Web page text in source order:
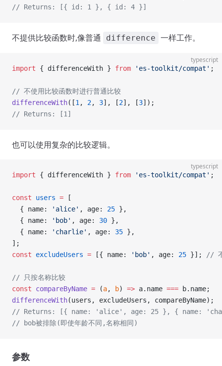
// Returns: [{ id: 1 }, { id: 4 }]
不提供比较函数时,像普通 difference 一样工作。
typescript
import { differenceWith } from 'es-toolkit/compat' ;
// 不使用比较函数时进行普通比较
differenceWith([1 , 2, 3], [2], [3]);
// Returns: [1]
也可以使用复杂的比较逻辑。
typescript
import { differenceWith } from 'es-toolkit/compat' ;
const users = [
  { name:
'alice' , age: 25 },
  { name:
'bob' , age: 30 },
  { name:
'charlie' , age: 35 },
];
const excludeUsers = [{ name: 'bob' , age: 25 }]; //
// 只按名称比较
const compareByName = (a, b) => a.name === b.name;
differenceWith(users, excludeUsers, compareByName);
// Returns: [{ name: 'alice', age: 25 }, { name:
// bob被排除(即使年龄不同,名称相同)
参数